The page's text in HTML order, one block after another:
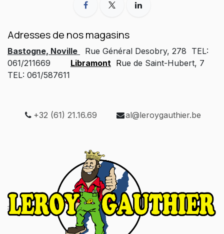
Adresses de nos magasins
Bastogne, Noville
Rue Général Desobry, 278 TEL:
061/211669
Libramont Rue de Saint-Hubert, 7
TEL: 061/587611
+32 (61) 21.16.69 al@leroygauthier.be